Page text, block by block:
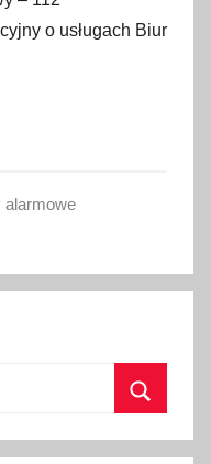
o usługach Biur
alarmowe